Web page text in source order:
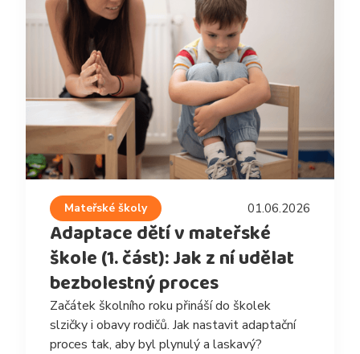
Mateřské školy 01.06.2026
Adaptace dětí v mateřské
škole (1. část): Jak z ní udělat
bezbolestný proces
Začátek školního roku přináší do školek
slzičky i obavy rodičů. Jak nastavit adaptační
proces tak, aby byl plynulý a laskavý?